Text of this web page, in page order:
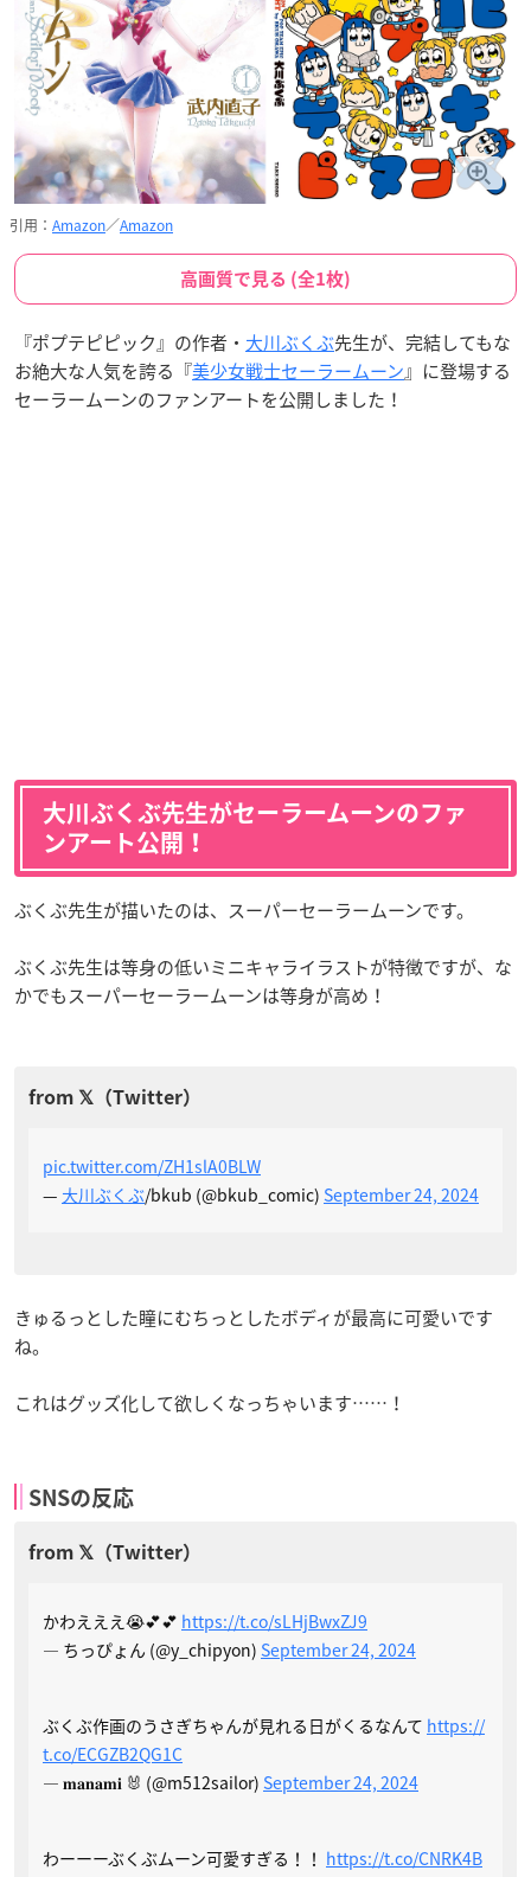
引用： Amazon／Amazon
高画質で見る (全1枚)
『ポプテピピック』の作者・ 大川ぶくぶ先生が、完結してもな
お絶大な人気を誇る『美少女戦士セーラームーン』に登場する
セーラームーンのファンアートを公開しました！
大川ぶくぶ先生がセーラームーンのファ
ンアート公開！
ぶくぶ先生が描いたのは、スーパーセーラームーンです。
ぶくぶ先生は等身の低いミニキャライラストが特徴ですが、な
かでもスーパーセーラームーンは等身が高め！
pic.twitter.com/ZH1slA0BLW
— 大川ぶくぶ/bkub (@bkub_comic) September 24, 2024
きゅるっとした瞳にむちっとしたボディが最高に可愛いです
ね。
これはグッズ化して欲しくなっちゃいます……！
SNSの反応
かわえええ😭💕💕 https://t.co/sLHjBwxZJ9
— ちっぴょん (@y_chipyon) September 24, 2024
ぶくぶ作画のうさぎちゃんが見れる日がくるなんて https://
t.co/ECGZB2QG1C
— 𝐦𝐚𝐧𝐚𝐦𝐢 🐰 (@m512sailor) September 24, 2024
わーーーぶくぶムーン可愛すぎる！！ https://t.co/CNRK4B